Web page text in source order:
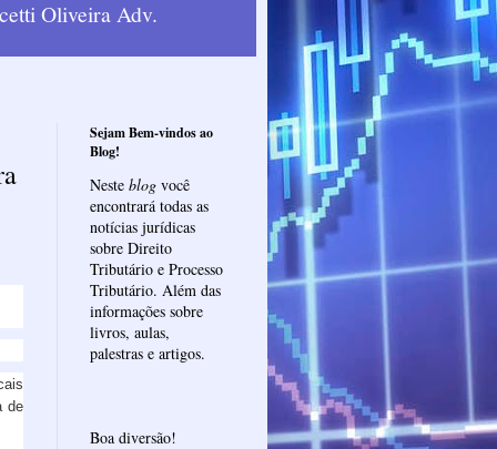
Oliveira Adv.
de
Sejam Bem-vindos ao
Blog!
Neste blog você
encontrará todas as
notícias jurídicas
sobre Direito
Tributário e Processo
Tributário. Além das
informações sobre
livros, aulas,
palestras e artigos.
Boa diversão!